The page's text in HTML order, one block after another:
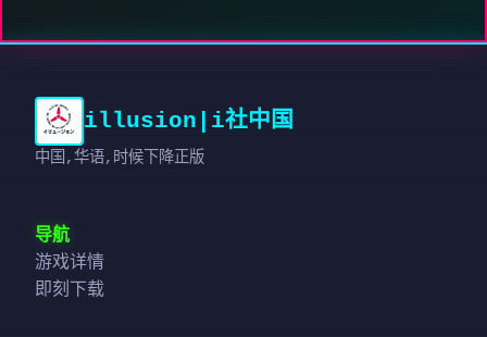
illusion|i社中国
中国,华语,时候下降正版
导航
游戏详情
即刻下载